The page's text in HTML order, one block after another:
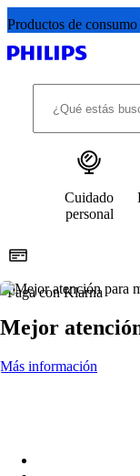
Productos de consumo
Cuidado
personal
Paga con Klarna
Mejor
Más información